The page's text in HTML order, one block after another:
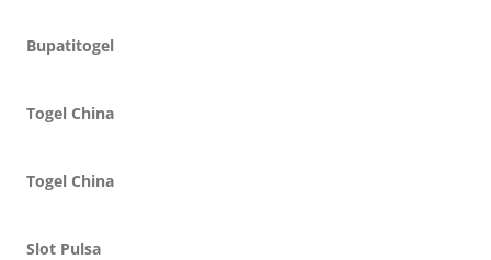
Bupatitogel
Togel China
Togel China
Slot Pulsa